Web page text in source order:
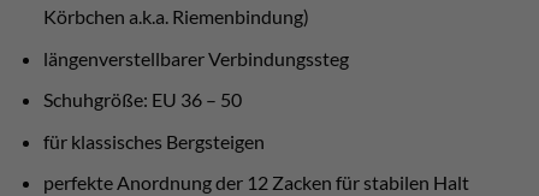
Körbchen a.k.a. Riemenbindung)
längenverstellbarer Verbindungssteg
Schuhgröße: EU 36 – 50
für klassisches Bergsteigen
perfekte Anordnung der 12 Zacken für stabilen Halt